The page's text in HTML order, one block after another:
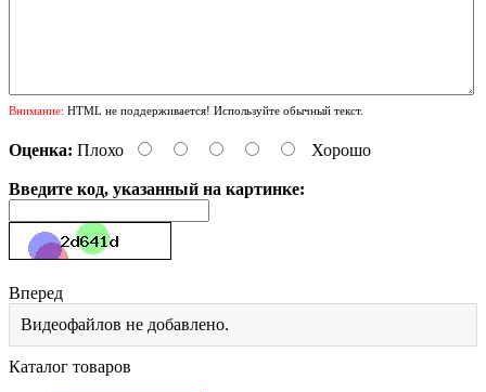
Внимание: HTML не поддерживается! Используйте обычный текст.
Оценка: Плохо Хорошо
Введите код, указанный на картинке:
Вперед
Видеофайлов не добавлено.
Каталог товаров